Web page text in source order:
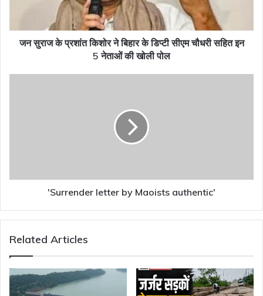
डिप्टी
सीएमजन सुराज के प्रशांत किशोर ने बिहार के डिप्टी सीएम चौधरी सहित इन
5 नेताओं की खोली पोल
'Surrender letter by Maoists authentic'
Related Articles